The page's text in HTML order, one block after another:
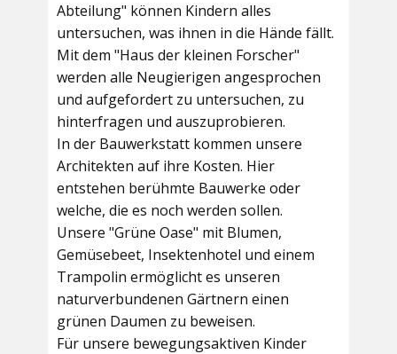
Abteilung" können Kindern alles
untersuchen, was ihnen in die Hände fällt.
Mit dem "Haus der kleinen Forscher"
werden alle Neugierigen angesprochen
und aufgefordert zu untersuchen, zu
hinterfragen und auszuprobieren.
In der Bauwerkstatt kommen unsere
Architekten auf ihre Kosten. Hier
entstehen berühmte Bauwerke oder
welche, die es noch werden sollen.
Unsere "Grüne Oase" mit Blumen,
Gemüsebeet, Insektenhotel und einem
Trampolin ermöglicht es unseren
naturverbundenen Gärtnern einen
grünen Daumen zu beweisen.
Für unsere bewegungsaktiven Kinder